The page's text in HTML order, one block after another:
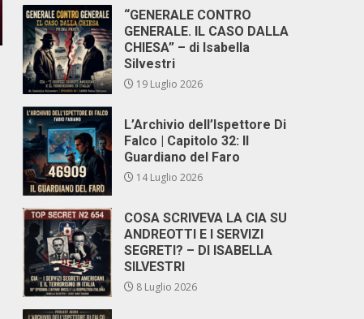
“GENERALE CONTRO
GENERALE. IL CASO DALLA
CHIESA” – di Isabella
Silvestri
19 Luglio 2026
L’Archivio dell’Ispettore Di
Falco | Capitolo 32: Il
Guardiano del Faro
14 Luglio 2026
COSA SCRIVEVA LA CIA SU
ANDREOTTI E I SERVIZI
SEGRETI? – DI ISABELLA
SILVESTRI
8 Luglio 2026